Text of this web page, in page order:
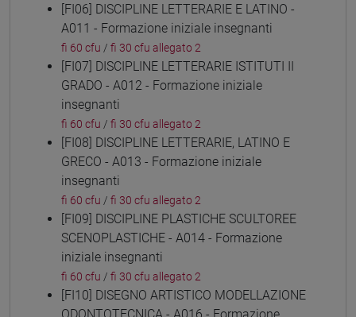
[FI06] DISCIPLINE LETTERARIE E LATINO -
A011 - Formazione iniziale insegnanti
fi 60 cfu / fi 30 cfu allegato 2
[FI07] DISCIPLINE LETTERARIE ISTITUTI II
GRADO - A012 - Formazione iniziale
insegnanti
fi 60 cfu / fi 30 cfu allegato 2
[FI08] DISCIPLINE LETTERARIE, LATINO E
GRECO - A013 - Formazione iniziale
insegnanti
fi 60 cfu / fi 30 cfu allegato 2
[FI09] DISCIPLINE PLASTICHE SCULTOREE
SCENOPLASTICHE - A014 - Formazione
iniziale insegnanti
fi 60 cfu / fi 30 cfu allegato 2
[FI10] DISEGNO ARTISTICO MODELLAZIONE
ODONTOTECNICA - A016 - Formazione